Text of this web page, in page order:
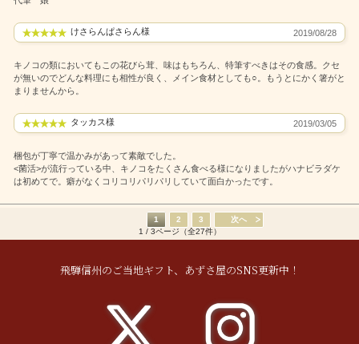
けさらんぱさらん様 2019/08/28
キノコの類においてもこの花びら茸、味はもちろん、特筆すべきはその食感。クセ
が無いのでどんな料理にも相性が良く、メイン食材としても○。もうとにかく箸がと
まりませんから。
タッカス様 2019/03/05
梱包が丁寧で温かみがあって素敵でした。
<菌活>が流行っている中、キノコをたくさん食べる様になりましたがハナビラダケ
は初めてで。癖がなくコリコリパリパリしていて面白かったです。
1 2 3
次へ
1 / 3ページ（全27件）
飛騨信州のご当地ギフト、あずさ屋のSNS更新中！